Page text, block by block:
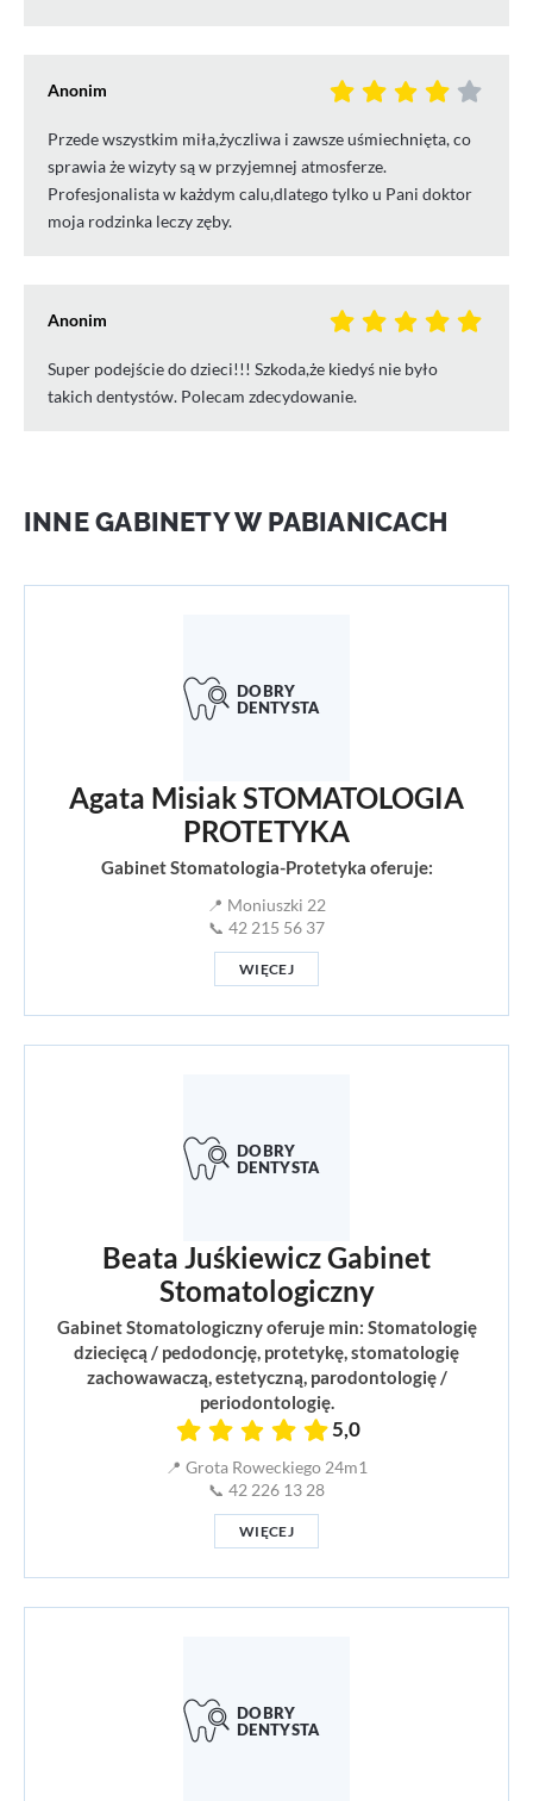
Anonim
Przede wszystkim miła,życzliwa i zawsze uśmiechnięta, co
sprawia że wizyty są w przyjemnej atmosferze.
Profesjonalista w każdym calu,dlatego tylko u Pani doktor
moja rodzinka leczy zęby.
Anonim
Super podejście do dzieci!!! Szkoda,że kiedyś nie było
takich dentystów. Polecam zdecydowanie.
INNE GABINETY W PABIANICACH
Agata Misiak STOMATOLOGIA
PROTETYKA
Gabinet Stomatologia-Protetyka oferuje:
📍 Moniuszki 22
📞 42 215 56 37
WIĘCEJ
Beata Juśkiewicz Gabinet
Stomatologiczny
Gabinet Stomatologiczny oferuje min: Stomatologię
dziecięcą / pedodoncję, protetykę, stomatologię
zachowawaczą, estetyczną, parodontologię /
periodontologię.
5,0
📍 Grota Roweckiego 24m1
📞 42 226 13 28
WIĘCEJ